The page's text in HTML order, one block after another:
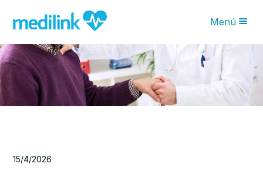
Novedades IA
Características
Menú
15/4/2026